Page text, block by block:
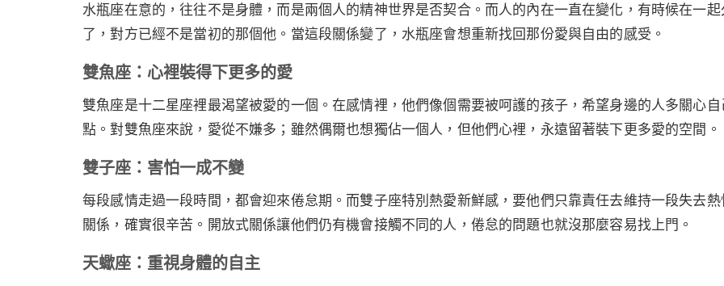
水瓶座在意的，往往不是身體，而是兩個人的精神世界是否契合。而人的內在一直在變化，有時候在一起
了，對方已經不是當初的那個他。當這段關係變了，水瓶座會想重新找回那份愛與自由的感受。
雙魚座：心裡裝得下更多的愛
雙魚座是十二星座裡最渴望被愛的一個。在感情裡，他們像個需要被呵護的孩子，希望身邊的人多關心自
點。對雙魚座來說，愛從不嫌多；雖然偶爾也想獨佔一個人，但他們心裡，永遠留著裝下更多愛的空間。
雙子座：害怕一成不變
每段感情走過一段時間，都會迎來倦怠期。而雙子座特別熱愛新鮮感，要他們只靠責任去維持一段失去熱
關係，確實很辛苦。開放式關係讓他們仍有機會接觸不同的人，倦怠的問題也就沒那麼容易找上門。
天蠍座：重視身體的自主